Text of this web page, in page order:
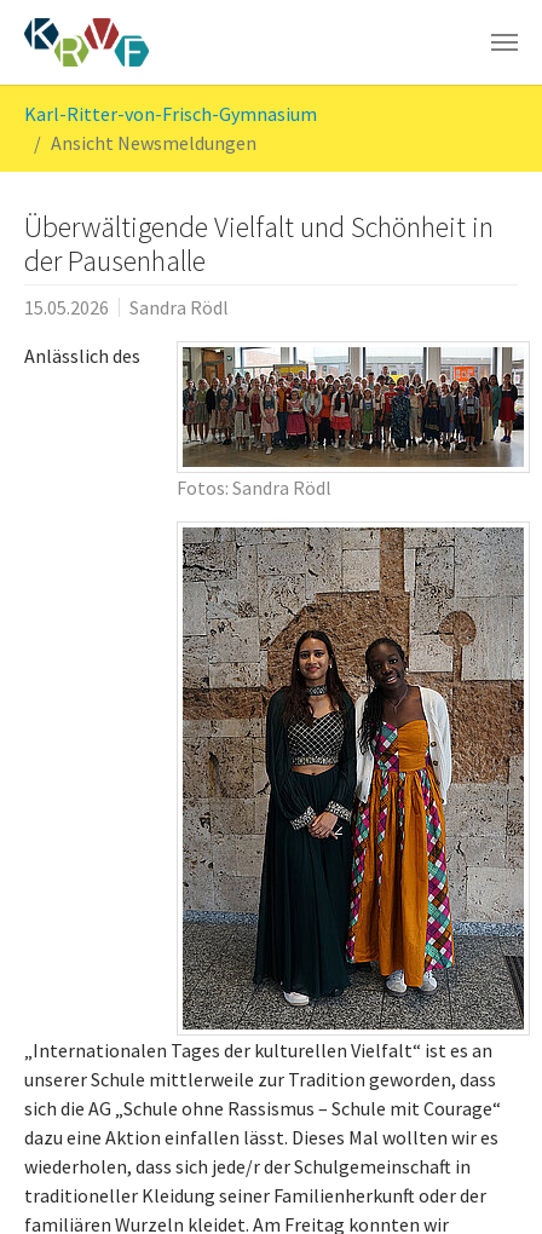
Karl-Ritter-von-Frisch-Gymnasium
Ansicht Newsmeldungen
Überwältigende Vielfalt und Schönheit in
der Pausenhalle
15.05.2026 Sandra Rödl
Fotos: Sandra Rödl
Anlässlich des
„Internationalen Tages der kulturellen Vielfalt“ ist es an
unserer Schule mittlerweile zur Tradition geworden, dass
sich die AG „Schule ohne Rassismus – Schule mit Courage“
dazu eine Aktion einfallen lässt. Dieses Mal wollten wir es
wiederholen, dass sich jede/r der Schulgemeinschaft in
traditioneller Kleidung seiner Familienherkunft oder der
familiären Wurzeln kleidet. Am Freitag konnten wir